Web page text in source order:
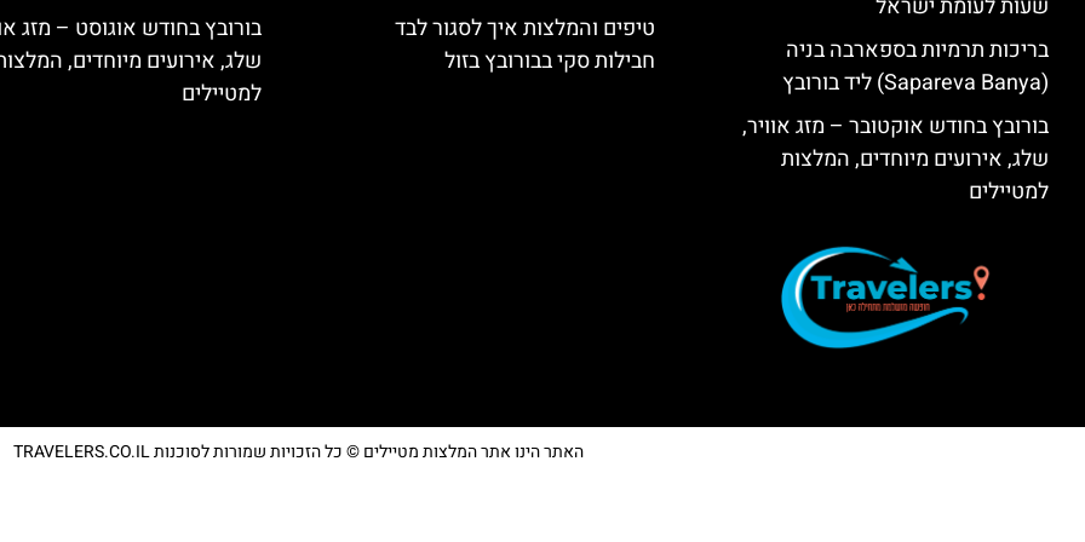
שעות לעומת ישראל
בריכות תרמיות בספארבה בניה
(Sapareva Banya) ליד בורובץ
בורובץ בחודש אוקטובר – מזג אוויר,
שלג, אירועים מיוחדים, המלצות
למטיילים
טיפים והמלצות איך לסגור לבד
חבילות סקי בבורובץ בזול
בורובץ בחודש אוגוסט – מזג
שלג, אירועים מיוחדים,
למטיילים
האתר הינו אתר המלצות מטיילים © כל הזכויות שמורות לסוכנות TRAVELERS.CO.IL